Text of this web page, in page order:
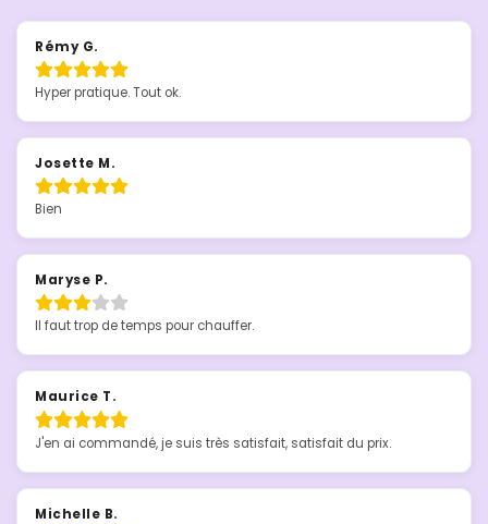
Rémy G.
Hyper pratique. Tout ok.
Josette M.
Bien
Maryse P.
Il faut trop de temps pour chauffer.
Maurice T.
J'en ai commandé, je suis très satisfait, satisfait du prix.
Michelle B.